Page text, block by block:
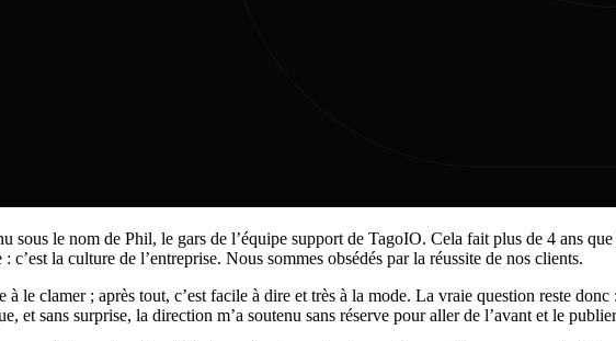
sous le nom de Phil, le gars de l’équipe support de TagoIO. Cela fait plus de 4 ans
c’est la culture de l’entreprise. Nous sommes obsédés par la réussite de nos clients.
à le clamer ; après tout, c’est facile à dire et très à la mode. La vraie question reste
et sans surprise, la direction m’a soutenu sans réserve pour aller de l’avant et le